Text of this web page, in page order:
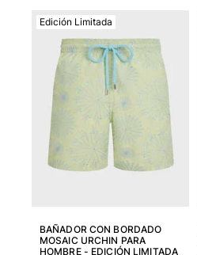
BAÑADOR CON BORDADO
MOSAIC URCHIN PARA
HOMBRE - EDICIÓN LIMITADA
Edición Limitada